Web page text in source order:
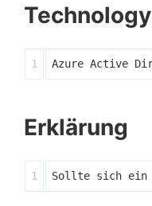
Technology
Erklärung